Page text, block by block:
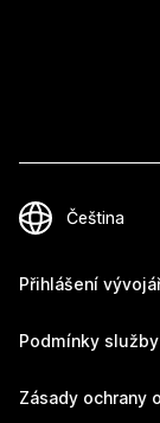
Přihlášení
Podmínky služby
Zásady ochrany